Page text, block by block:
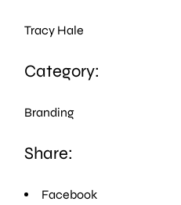
Tracy Hale
Category:
Branding
Share:
Facebook